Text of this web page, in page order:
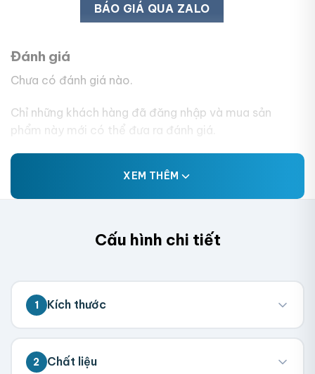
BÁO GIÁ QUA ZALO
Đánh giá
Chưa có đánh giá nào.
Chỉ những khách hàng đã đăng nhập và mua sản
phẩm này mới có thể đưa ra đánh giá.
XEM THÊM
Cấu hình chi tiết
1 Kích thước
💡 Đo kích thước bên trong hộp (nơi chứa
2 Chất liệu